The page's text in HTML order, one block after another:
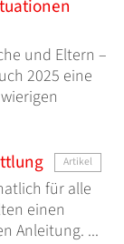
und Eltern –
2025 eine
Artikel
für alle
einen
Anleitung. ...